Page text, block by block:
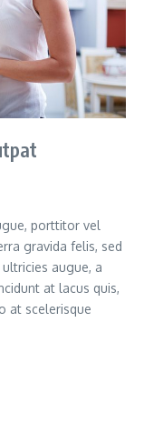
porttitor vel
gravida felis, sed
augue, a
at lacus quis,
at scelerisque